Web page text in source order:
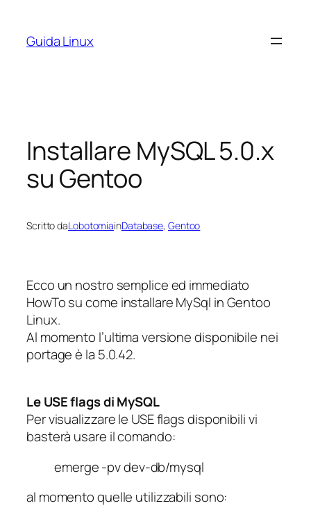
contenuto
Guida Linux
Installare MySQL 5.0.x
su Gentoo
Scritto daLobotomiainDatabase, Gentoo
Ecco un nostro semplice ed immediato
HowTo su come installare MySql in Gentoo
Linux.
Al momento l’ultima versione disponibile nei
portage è la 5.0.42.
Le USE flags di MySQL
Per visualizzare le USE flags disponibili vi
basterà usare il comando:
emerge -pv dev-db/mysql
al momento quelle utilizzabili sono: